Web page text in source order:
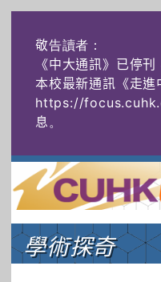
敬告讀者：
《中大通訊》已停
本校最新通訊《走進
https://
息。
主頁 | ENG | 简
頭條
學術探奇